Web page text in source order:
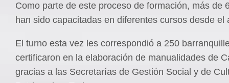
Como parte de este proceso de formación, más de
han sido capacitadas en diferentes cursos desde el
El turno esta vez les correspondió a 250
certificaron en la elaboración de manualidades de
gracias a las Secretarías de Gestión Social y de